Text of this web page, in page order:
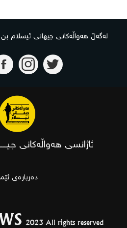
لەگەڵ هەواڵەکانی جیهانی ئیسلام بن
ئاژانسی هەواڵەکانی
دەربارەی
2023 All rights reserved